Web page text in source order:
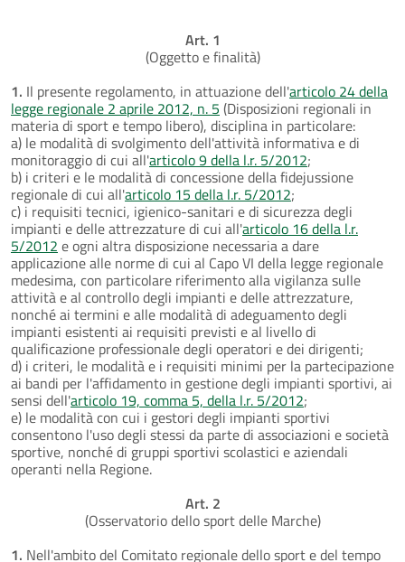
Art. 1
(Oggetto e finalità)
1. Il presente regolamento, in attuazione dell'articolo 24 della
legge regionale 2 aprile 2012, n. 5 (Disposizioni regionali in
materia di sport e tempo libero), disciplina in particolare:
a) le modalità di svolgimento dell'attività informativa e di
monitoraggio di cui all'articolo 9 della l.r. 5/2012;
b) i criteri e le modalità di concessione della fidejussione
regionale di cui all'articolo 15 della l.r. 5/2012;
c) i requisiti tecnici, igienico-sanitari e di sicurezza degli
impianti e delle attrezzature di cui all'articolo 16 della l.r.
5/2012 e ogni altra disposizione necessaria a dare
applicazione alle norme di cui al Capo VI della legge regionale
medesima, con particolare riferimento alla vigilanza sulle
attività e al controllo degli impianti e delle attrezzature,
nonché ai termini e alle modalità di adeguamento degli
impianti esistenti ai requisiti previsti e al livello di
qualificazione professionale degli operatori e dei dirigenti;
d) i criteri, le modalità e i requisiti minimi per la partecipazione
ai bandi per l'affidamento in gestione degli impianti sportivi, ai
sensi dell'articolo 19, comma 5, della l.r. 5/2012;
e) le modalità con cui i gestori degli impianti sportivi
consentono l'uso degli stessi da parte di associazioni e società
sportive, nonché di gruppi sportivi scolastici e aziendali
operanti nella Regione.
Art. 2
(Osservatorio dello sport delle Marche)
1. Nell'ambito del Comitato regionale dello sport e del tempo